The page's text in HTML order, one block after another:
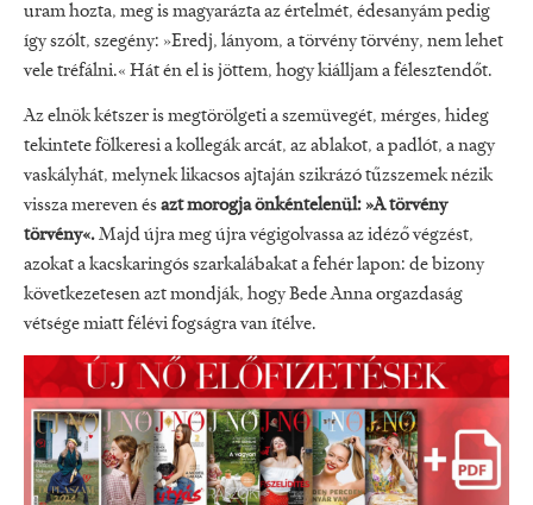
uram hozta, meg is magyarázta az értelmét, édesanyám pedig
így szólt, szegény: »Eredj, lányom, a törvény törvény, nem lehet
vele tréfálni.« Hát én el is jöttem, hogy kiálljam a félesztendőt.
Az elnök kétszer is megtörölgeti a szemüvegét, mérges, hideg
tekintete fölkeresi a kollegák arcát, az ablakot, a padlót, a nagy
vaskályhát, melynek likacsos ajtaján szikrázó tűzszemek nézik
vissza mereven ésazt morogja önkéntelenül: »A törvény
törvény«.Majd újra meg újra végigolvassa az idéző végzést,
azokat a kacskaringós szarkalábakat a fehér lapon: de bizony
következetesen azt mondják, hogy Bede Anna orgazdaság
vétsége miatt félévi fogságra van ítélve.